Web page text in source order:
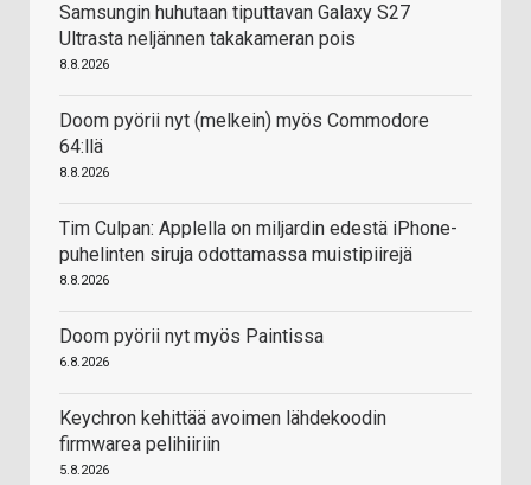
Samsungin huhutaan tiputtavan Galaxy S27
Ultrasta neljännen takakameran pois
8.8.2026
Doom pyörii nyt (melkein) myös Commodore
64:llä
8.8.2026
Tim Culpan: Applella on miljardin edestä iPhone-
puhelinten siruja odottamassa muistipiirejä
8.8.2026
Doom pyörii nyt myös Paintissa
6.8.2026
Keychron kehittää avoimen lähdekoodin
firmwarea pelihiiriin
5.8.2026